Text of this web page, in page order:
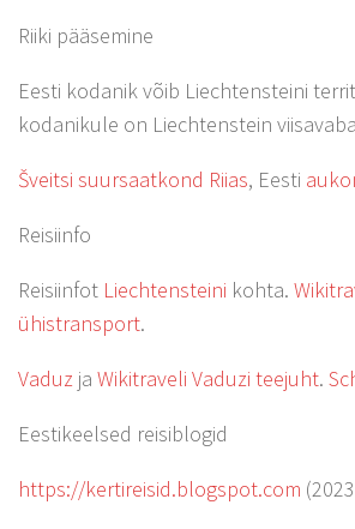
Riiki pääsemine
Eesti kodanik võib Liechtensteini
kodanikule on Liechtenstein
Šveitsi suursaatkond Riias, Eesti
Reisiinfo
Reisiinfot Liechtensteini kohta.
ühistransport.
Vaduz ja Wikitraveli Vaduzi teejuht.
Eestikeelsed reisiblogid
https://kertireisid.blogspot.com